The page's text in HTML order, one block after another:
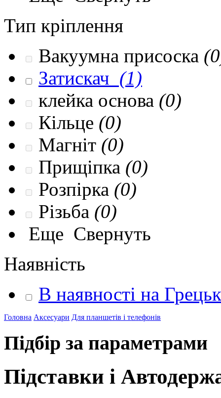
Тип кріплення
Вакуумна присоска
Затискач (1)
клейка основа (0)
Кільце (0)
Магніт (0)
Прищіпка (0)
Розпірка (0)
Різьба (0)
Еще Свернуть
Наявність
В наявності на
Головна Аксесуари Для планшетів і телефонів
Підбір за параметрами
Підставки і